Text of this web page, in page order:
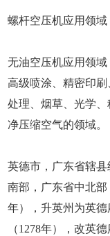
螺杆空压机应用领域
无油空压机应用领域
高级喷涂、精密印
处理、烟草、光学
净压缩空气的领域。
英德市，广东省辖
南部，广东省中北
年），升英州为英
（1278年），改英